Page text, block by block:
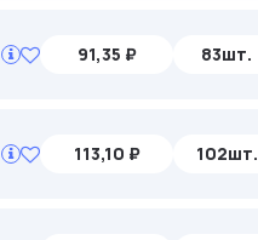
91,35 ₽ 83шт.
113,10 ₽ 102шт.